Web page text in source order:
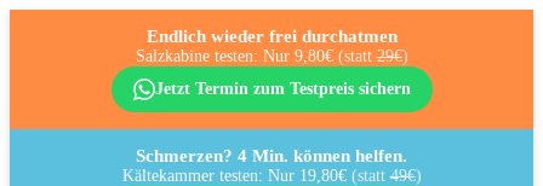
Endlich wieder frei durchatmen
Salzkabine testen: Nur 9,80€ (statt29€)
Jetzt Termin zum Testpreis sichern
Schmerzen? 4 Min. können helfen.
Kältekammer testen: Nur 19,80€ (statt49€)